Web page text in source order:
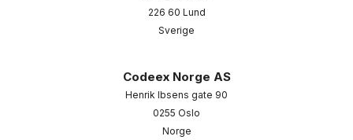
226 60 Lund
Sverige
Codeex Norge AS
Henrik Ibsens gate 90
0255 Oslo
Norge